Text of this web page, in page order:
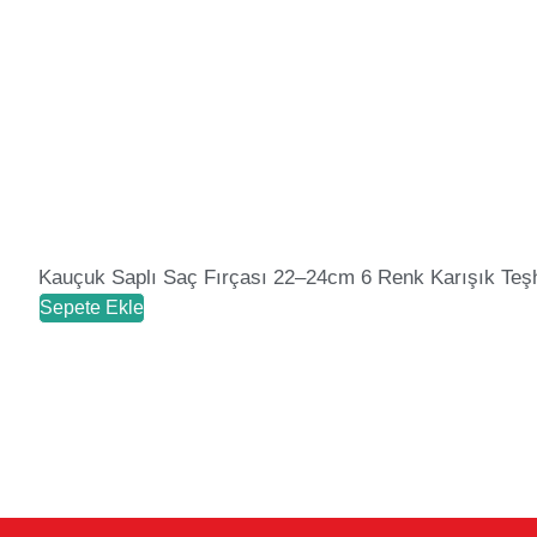
Kauçuk Saplı Saç Fırçası 22–24cm 6 Renk Karışık
Sepete Ekle